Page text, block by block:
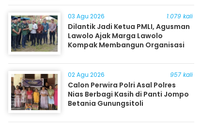
03 Agu 2026 1.079 kali
Dilantik Jadi Ketua PMLI, Agusman
Lawolo Ajak Marga Lawolo
Kompak Membangun Organisasi
02 Agu 2026 957 kali
Calon Perwira Polri Asal Polres
Nias Berbagi Kasih di Panti Jompo
Betania Gunungsitoli